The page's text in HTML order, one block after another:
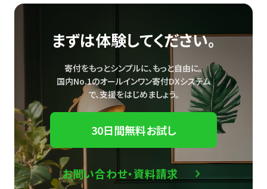
まずは体験してください。
寄付をもっとシンプルに、もっと自由に。
国内No.1のオールインワン寄付DXシステム
で、支援をはじめましょう。
30日間無料お試し
お問い合わせ・資料請求